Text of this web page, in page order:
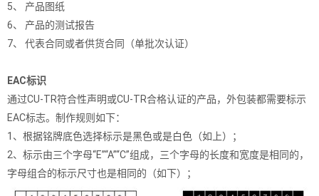
5、
产品图纸
6、
产品的测试报告
7、
代表合同或者供货合同（单批次认证）
EAC标识
通过CU-TR符合性声明或CU-TR合格认证的产品，外包装都需要标示
EAC标志。制作规则如下：
1、根据铭牌底色选择标示是黑色或是白色（如上）；
2、标示由三个字母“E”“A”“C”组成，三个字母的长度和宽度是相同的，
字母组合的标示尺寸也是相同的（如下）；